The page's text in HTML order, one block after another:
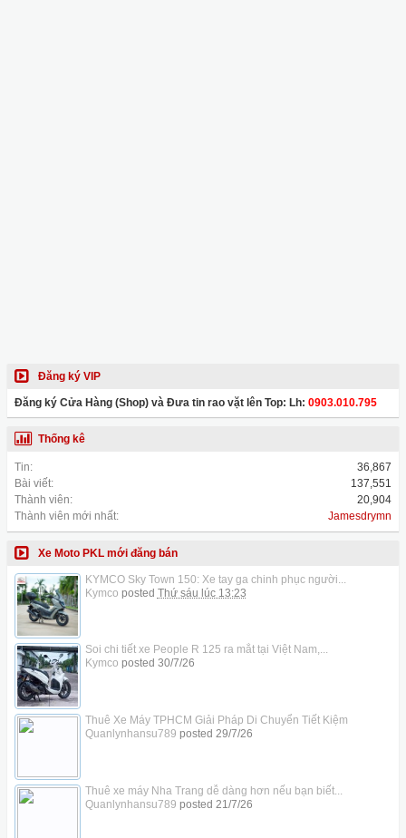
Đăng ký VIP
Đăng ký Cửa Hàng (Shop) và Đưa tin rao vặt lên Top: Lh: 0903.010.795
Thống kê
Tin:
36,867
Bài viết:
137,551
Thành viên:
20,904
Thành viên mới nhất:
Jamesdrymn
Xe Moto PKL mới đăng bán
KYMCO Sky Town 150: Xe tay ga chinh phục người...
Kymco posted Thứ sáu lúc 13:23
Soi chi tiết xe People R 125 ra mắt tại Việt Nam,...
Kymco posted 30/7/26
Thuê Xe Máy TPHCM Giải Pháp Di Chuyển Tiết Kiệm
Quanlynhansu789 posted 29/7/26
Thuê xe máy Nha Trang dễ dàng hơn nếu bạn biết...
Quanlynhansu789 posted 21/7/26